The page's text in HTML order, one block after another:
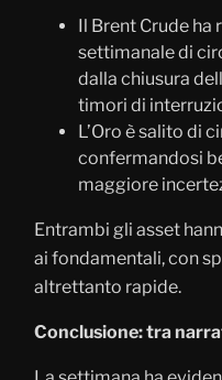
Il Brent Crude ha
settimanale di
dalla chiusura
timori di
L’Oro è salito di
confermandosi
maggiore
Entrambi gli asset
ai fondamentali, con
altrettanto rapide.
Conclusione: tra